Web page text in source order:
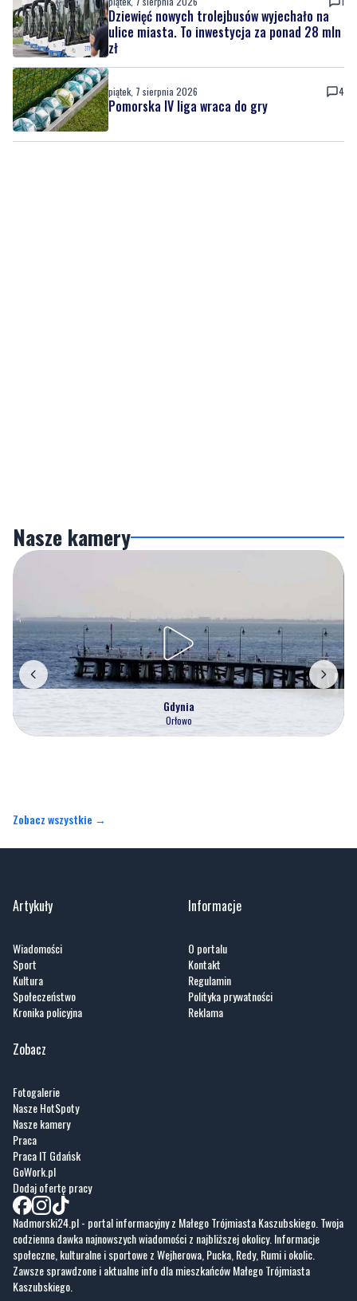
piątek, 7 sierpnia 2026 4
Pomorska IV liga wraca do gry
Gdynia
Orłowo
Artykuły
Sport
Kronika policyjna
Informacje
Kontakt
Reklama
Zobacz
Nasze HotSpoty
Praca IT Gdańsk
GoWork.pl
Dodaj ofertę pracy
Nadmorski24.pl - portal informacyjny z Małego Trójmiasta Kaszubskiego. Twoja
codzienna dawka najnowszych wiadomości z najbliższej okolicy. Informacje
społeczne, kulturalne i sportowe z Wejherowa, Pucka, Redy, Rumi i okolic.
Zawsze sprawdzone i aktualne info dla mieszkańców Małego Trójmiasta
Kaszubskiego.